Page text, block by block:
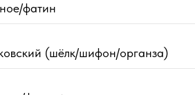
фатин
(шёлк/шифон/органза)